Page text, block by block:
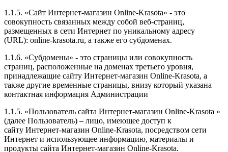
1.1.5. «Сайт Интернет-магазин Online-Krasota» - это
совокупность связанных между собой веб-страниц,
размещенных в сети Интернет по уникальному адресу
(URL): online-krasota.ru, а также его субдоменах.
1.1.6. «Субдомены» - это страницы или совокупность
страниц, расположенные на доменах третьего уровня,
принадлежащие сайту Интернет-магазин Online-Krasota, а
также другие временные страницы, внизу который указана
контактная информация Администрации
1.1.5. «Пользователь сайта Интернет-магазин Online-Krasota »
(далее Пользователь) – лицо, имеющее доступ к
сайту Интернет-магазин Online-Krasota, посредством сети
Интернет и использующее информацию, материалы и
продукты сайта Интернет-магазин Online-Krasota.